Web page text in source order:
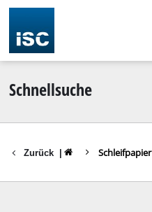
Schnellsuche
Zurück Schleifpapier